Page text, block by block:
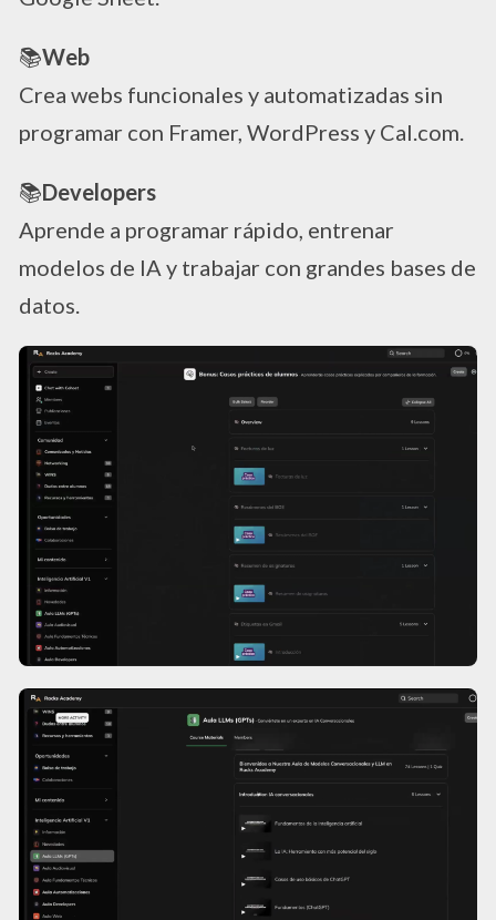
📚Web
Crea webs funcionales y automatizadas sin
programar con Framer, WordPress y Cal.com.
📚Developers
Aprende a programar rápido, entrenar
modelos de IA y trabajar con grandes bases de
datos.